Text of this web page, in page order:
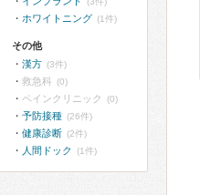
ホワイトニング (1件)
その他
漢方 (3件)
救急科 (0)
ペインクリニック (0)
予防接種 (26件)
健康診断 (2件)
人間ドック (1件)